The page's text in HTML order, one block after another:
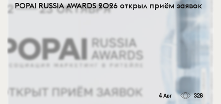
POPAI RUSSIA AWARDS 2026 открыл приём заявок
4 Авг 328